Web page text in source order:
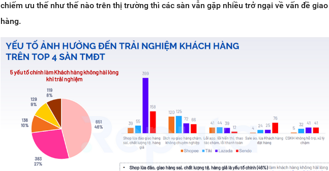
chiếm ưu thế như thế nào trên thị trường thì các sàn vẫn gặp nhiều trở ngại về vấn đề giao
hàng.